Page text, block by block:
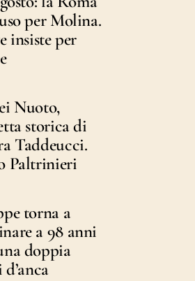
per Molina.
insiste per
Nuoto,
storica di
Taddeucci.
Paltrinieri
torna a
a 98 anni
doppia